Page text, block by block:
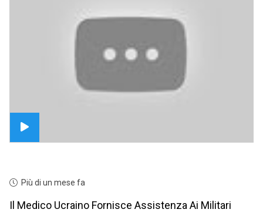
Più di un mese fa
Il Medico Ucraino Fornisce Assistenza Ai Militari